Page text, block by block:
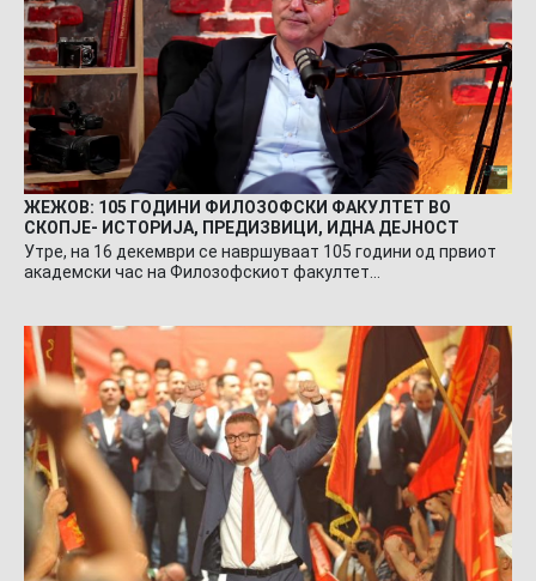
ЖЕЖОВ: 105 ГОДИНИ ФИЛОЗОФСКИ ФАКУЛТЕТ ВО
СКОПЈЕ- ИСТОРИЈА, ПРЕДИЗВИЦИ, ИДНА ДЕЈНОСТ
Утре, на 16 декември се навршуваат 105 години од првиот
академски час на Филозофскиот факултет…